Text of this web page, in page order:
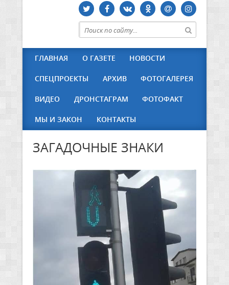
ГЛАВНАЯ О ГАЗЕТЕ НОВОСТИ
СПЕЦПРОЕКТЫ АРХИВ ФОТОГАЛЕРЕЯ
ВИДЕО ДРОНСТАГРАМ ФОТОФАКТ
МЫ И ЗАКОН КОНТАКТЫ
ЗАГАДОЧНЫЕ ЗНАКИ